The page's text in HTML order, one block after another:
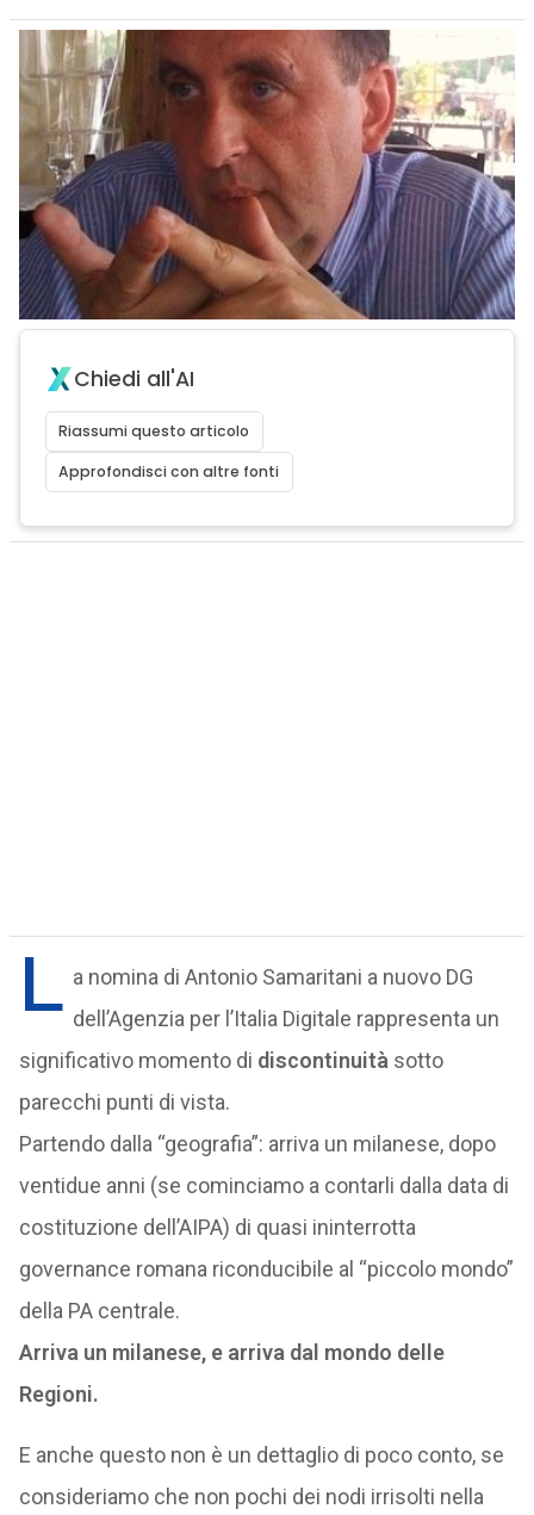
Chiedi all'AI
Riassumi questo articolo
Approfondisci con altre fonti
L a nomina di Antonio Samaritani a nuovo DG
dell’Agenzia per l’Italia Digitale rappresenta un
significativo momento di discontinuità sotto
parecchi punti di vista.
Partendo dalla “geografia”: arriva un milanese, dopo
ventidue anni (se cominciamo a contarli dalla data di
costituzione dell’AIPA) di quasi ininterrotta
governance romana riconducibile al “piccolo mondo”
della PA centrale.
Arriva un milanese, e arriva dal mondo delle
Regioni.
E anche questo non è un dettaglio di poco conto, se
consideriamo che non pochi dei nodi irrisolti nella